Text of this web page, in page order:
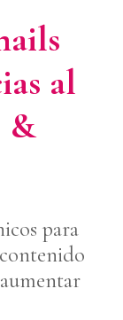
al
&
para